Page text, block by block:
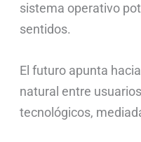
sistema operativo
sentidos.
El futuro apunta
natural entre
tecnológicos,